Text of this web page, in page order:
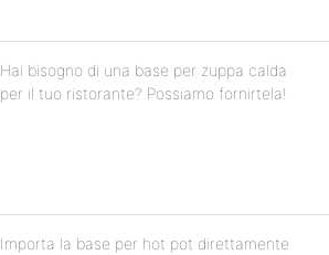
Hai bisogno di una base per zuppa calda
per il tuo ristorante? Possiamo fornirtela!
Importa la base per hot pot direttamente